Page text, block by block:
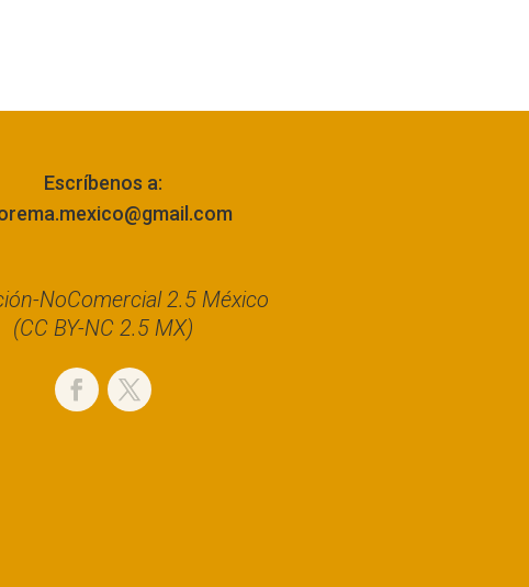
Escríbenos a:
NoComercial 2.5 México
(CC BY-NC 2.5 MX)